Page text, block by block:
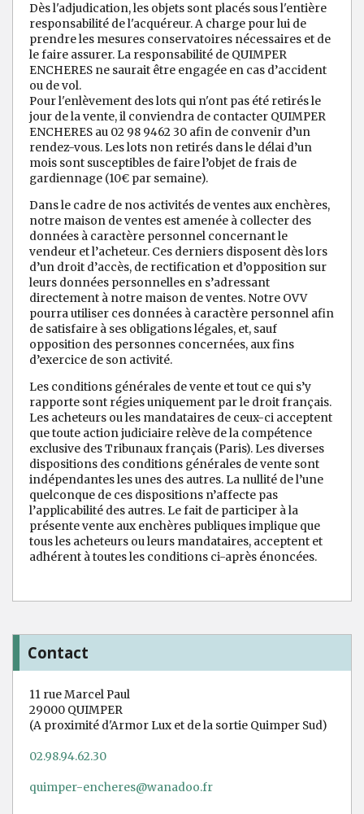
Dès l'adjudication, les objets sont placés sous l'entière
responsabilité de l'acquéreur. A charge pour lui de
prendre les mesures conservatoires nécessaires et de
le faire assurer. La responsabilité de QUIMPER
ENCHERES ne saurait être engagée en cas d’accident
ou de vol.
Pour l'enlèvement des lots qui n'ont pas été retirés le
jour de la vente, il conviendra de contacter QUIMPER
ENCHERES au 02 98 9462 30 afin de convenir d’un
rendez-vous. Les lots non retirés dans le délai d’un
mois sont susceptibles de faire l’objet de frais de
gardiennage (10€ par semaine).
Dans le cadre de nos activités de ventes aux enchères,
notre maison de ventes est amenée à collecter des
données à caractère personnel concernant le
vendeur et l’acheteur. Ces derniers disposent dès lors
d’un droit d’accès, de rectification et d’opposition sur
leurs données personnelles en s’adressant
directement à notre maison de ventes. Notre OVV
pourra utiliser ces données à caractère personnel afin
de satisfaire à ses obligations légales, et, sauf
opposition des personnes concernées, aux fins
d’exercice de son activité.
Les conditions générales de vente et tout ce qui s’y
rapporte sont régies uniquement par le droit français.
Les acheteurs ou les mandataires de ceux-ci acceptent
que toute action judiciaire relève de la compétence
exclusive des Tribunaux français (Paris). Les diverses
dispositions des conditions générales de vente sont
indépendantes les unes des autres. La nullité de l’une
quelconque de ces dispositions n’affecte pas
l’applicabilité des autres. Le fait de participer à la
présente vente aux enchères publiques implique que
tous les acheteurs ou leurs mandataires, acceptent et
adhérent à toutes les conditions ci-après énoncées.
Contact
11 rue Marcel Paul
29000 QUIMPER
(A proximité d'Armor Lux et de la sortie Quimper Sud)
02.98.94.62.30
quimper-encheres@wanadoo.fr